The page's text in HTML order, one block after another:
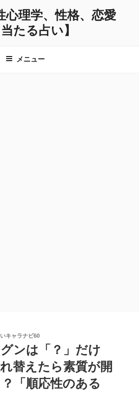
心理学、性格、恋愛
たる占い】
メニュー
キャラナビ60
ンは「？」だけ
替えたら素質が開
「順応性のある